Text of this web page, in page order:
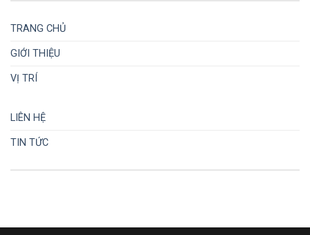
TRANG CHỦ
GIỚI THIỆU
VỊ TRÍ
LIÊN HỆ
TIN TỨC